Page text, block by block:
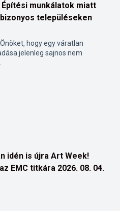
Építési munkálatok miatt
településeken
hogy egy váratlan
jelenleg sajnos nem
idén is újra Art Week!
EMC titkára 2026. 08. 04.